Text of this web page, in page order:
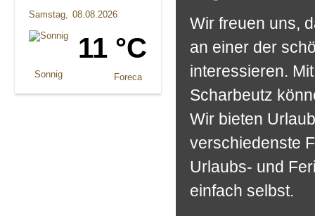
Wir freuen uns,
an einer der
interessieren.
Scharbeutz
Wir bieten
verschiedenste
Urlaubs- und
einfach selbst.
Samstag 08.08.2026
Sonnig
11 °C
Foreca